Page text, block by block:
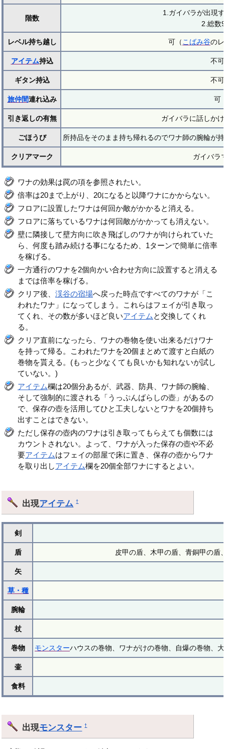
階数
1.ガイバラが出現
2.総数
レベル持ち越し 可（ こばみ谷の
アイテム持込 不可
ギタン持込 不可
旅仲間連れ込み 可
引き返しの有無 ガイバラに話しか
ごほうび 所持品をそのまま持ち帰れるのでワナ師の腕輪が
クリアマーク ガイバラ
ワナの効果は罠の項を参照されたい。
倍率は20まで上がり、20になると以降ワナにかからない。
フロアに設置したワナは何回か敵がかかると消える。
フロアに落ちているワナは何回敵がかかっても消えない。
壁に隣接して壁方向に吹き飛ばしのワナが向けられていた
ら、何度も踏み続ける事になるため、1ターンで簡単に倍率
を稼げる。
一方通行のワナを2個向かい合わせ方向に設置すると消える
までは倍率を稼げる。
クリア後、渓谷の宿場へ戻った時点ですべてのワナが「こ
われたワナ」になってしまう。これらはフェイが引き取っ
てくれ、その数が多いほど良いアイテム と交換してくれ
る。
クリア直前になったら、ワナの巻物を使い出来るだけワナ
を持って帰る。こわれたワナを20個まとめて渡すと白紙の
巻物を貰える。(もっと少なくても良いかも知れないが試し
ていない。)
アイテム欄は20個分あるが、武器、防具、ワナ師の腕輪、
そして強制的に渡される「うっぷんばらしの壺」があるの
で、保存の壺を活用してひと工夫しないとワナを20個持ち
出すことはできない。
ただし保存の壺内のワナは引き取ってもらえても個数には
カウントされない。よって、ワナが入った保存の壺や不必
要アイテムはフェイの部屋で床に置き、保存の壺からワナ
を取り出しアイテム欄を20個全部ワナにするとよい。
出現アイテム †
剣
盾 皮甲の盾、木甲の盾、青銅甲の盾
矢
草・種
腕輪
杖
巻物 モンスターハウスの巻物、ワナがけの巻物、自爆の巻物、
壷
食料
出現モンスター †